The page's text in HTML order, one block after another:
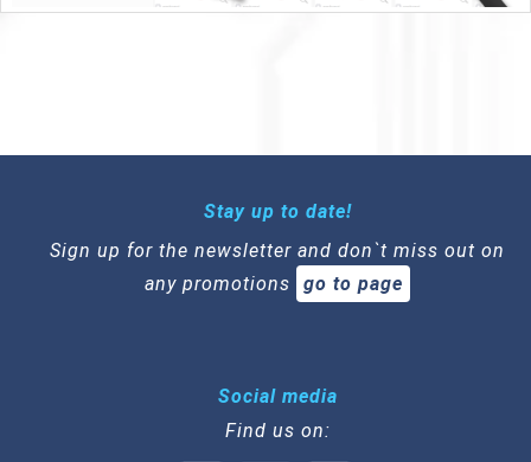
Stay up to date!
Sign up for the newsletter and don`t miss out on
any promotions
go to page
Social media
Find us on: